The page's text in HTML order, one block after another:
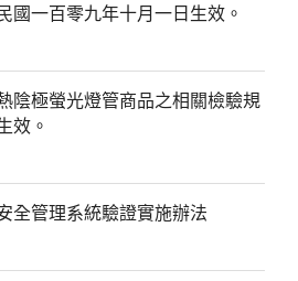
國一百零九年十月一日生效。
陰極螢光燈管商品之相關檢驗規
效。
全管理系統驗證實施辦法